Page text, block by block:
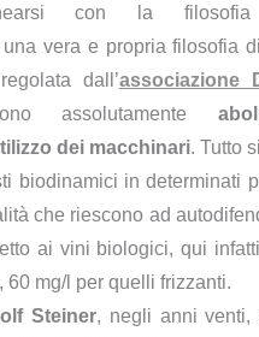
con la filosofia
una vera e propria filosofia
dall’associazione
assolutamente
dei macchinari. Tutto
biodinamici in determinati
che riescono ad
ai vini biologici, qui
mg/l per quelli frizzanti.
Steiner, negli anni venti,